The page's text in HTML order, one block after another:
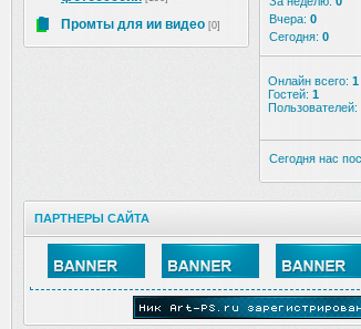
Промты для ии видео [0]
Вчера: 0
Сегодня: 0
Онлайн всего: 1
Гостей: 1
Пользователей:
Сегодня нас
ПАРТНЕРЫ САЙТА